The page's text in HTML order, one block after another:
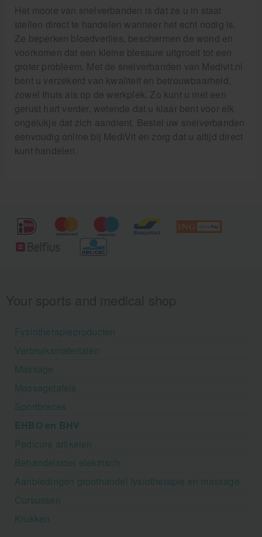
Het mooie van snelverbanden is dat ze u in staat
stellen direct te handelen wanneer het echt nodig is.
Ze beperken bloedverlies, beschermen de wond en
voorkomen dat een kleine blessure uitgroeit tot een
groter probleem. Met de snelverbanden van Medivit.nl
bent u verzekerd van kwaliteit en betrouwbaarheid,
zowel thuis als op de werkplek. Zo kunt u met een
gerust hart verder, wetende dat u klaar bent voor elk
ongelukje dat zich aandient. Bestel uw snelverbanden
eenvoudig online bij MediVit en zorg dat u altijd direct
kunt handelen.
Fysiotherapieproducten
Verbruiksmaterialen
Massage
Massagetafels
Sportbraces
EHBO en BHV
Pedicure artikelen
Behandelstoel elektrisch
Aanbiedingen groothandel fysiotherapie en massage
Cursussen
Krukken